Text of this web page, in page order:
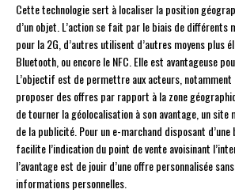
Cette technologie sert à localiser la position
d’un objet. L’action se fait par le biais de différents
pour la 2G, d’autres utilisent d’autres moyens plus
Bluetooth, ou encore le NFC. Elle est avantageuse
L’objectif est de permettre aux acteurs, notamment
proposer des offres par rapport à la zone
de tourner la géolocalisation à son avantage, un
de la publicité. Pour un e-marchand disposant
facilite l’indication du point de vente avoisinant
l’avantage est de jouir d’une offre personnalisée
informations personnelles.